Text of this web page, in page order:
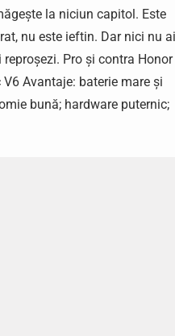
la niciun capitol. Este
nu este ieftin. Dar nici nu ai
reproșezi. Pro și contra Honor
V6 Avantaje: baterie mare și
bună; hardware puternic;